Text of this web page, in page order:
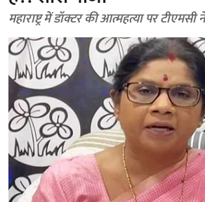
महाराष्ट्र में डॉक्टर की आत्महत्या पर